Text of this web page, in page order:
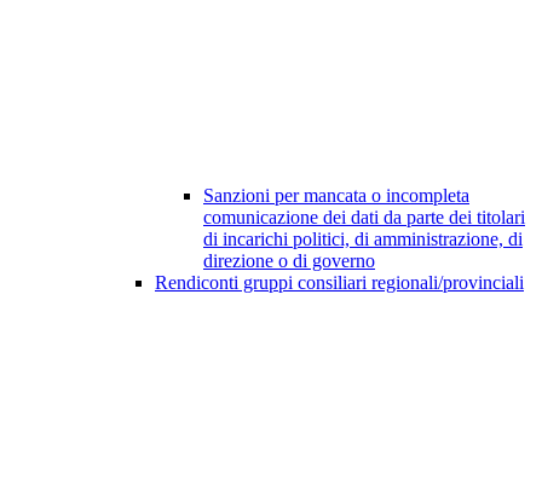
Sanzioni per mancata o incompleta
comunicazione dei dati da parte dei titolari
di incarichi politici, di amministrazione, di
direzione o di governo
Rendiconti gruppi consiliari regionali/provinciali